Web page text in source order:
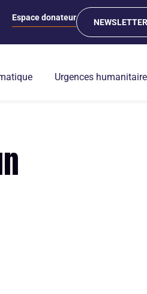
Espace donateur NEWSLETTER
Urgences